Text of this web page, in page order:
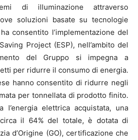
di illuminazione attraverso
soluzioni basate su tecnologie
ha consentito l’implementazione del
Project (ESP), nell’ambito del
del Gruppo si impegna a
per ridurre il consumo di energia.
hanno consentito di ridurre negli
per tonnellata di prodotto finito.
l’energia elettrica acquistata, una
il 64% del totale, è dotata di
d’Origine (GO), certificazione che